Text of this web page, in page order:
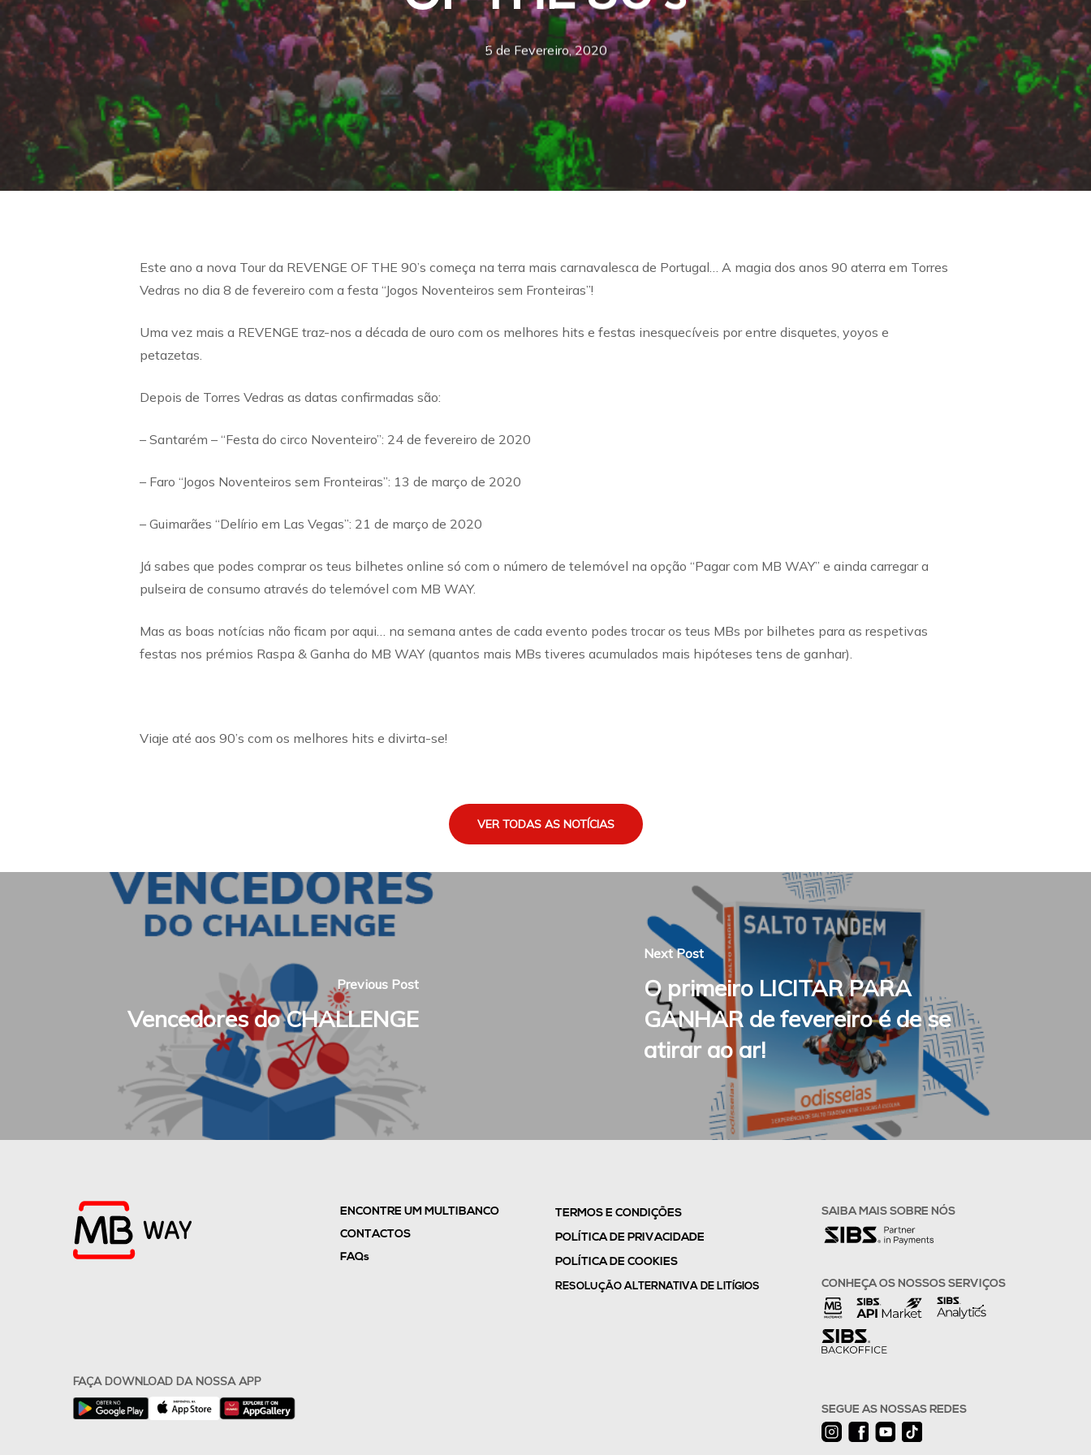
5 de Fevereiro, 2020
Este ano a nova Tour da REVENGE OF THE 90’s começa na terra mais carnavalesca de Portugal… A magia dos anos 90 aterra em Torres
Vedras no dia 8 de fevereiro com a festa “Jogos Noventeiros sem Fronteiras”!
Uma vez mais a REVENGE traz-nos a década de ouro com os melhores hits e festas inesquecíveis por entre disquetes, yoyos e
petazetas.
Depois de Torres Vedras as datas confirmadas são:
– Santarém – “Festa do circo Noventeiro”: 24 de fevereiro de 2020
– Faro “Jogos Noventeiros sem Fronteiras”: 13 de março de 2020
– Guimarães “Delírio em Las Vegas”: 21 de março de 2020
Já sabes que podes comprar os teus bilhetes online só com o número de telemóvel na opção “Pagar com MB WAY” e ainda carregar a
pulseira de consumo através do telemóvel com MB WAY.
Mas as boas notícias não ficam por aqui… na semana antes de cada evento podes trocar os teus MBs por bilhetes para as respetivas
festas nos prémios Raspa & Ganha do MB WAY (quantos mais MBs tiveres acumulados mais hipóteses tens de ganhar).
Viaje até aos 90’s com os melhores hits e divirta-se!
VER TODAS AS NOTÍCIAS
Previous Post
Vencedores do CHALLENGE
Next Post
O primeiro LICITAR PARA
GANHAR de fevereiro é de se
atirar ao ar!
FAÇA DOWNLOAD DA NOSSA APP
ENCONTRE UM MULTIBANCO
CONTACTOS
FAQs
TERMOS E CONDIÇÕES
POLÍTICA DE PRIVACIDADE
POLÍTICA DE COOKIES
RESOLUÇÃO ALTERNATIVA DE LITÍGIOS
SAIBA MAIS SOBRE NÓS
CONHEÇA OS NOSSOS SERVIÇOS
SEGUE AS NOSSAS REDES